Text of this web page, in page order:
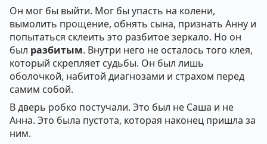
Он мог бы выйти. Мог бы упасть на колени,
вымолить прощение, обнять сына, признать Анну и
попытаться склеить это разбитое зеркало. Но он
был разбитым. Внутри него не осталось того клея,
который скрепляет судьбы. Он был лишь
оболочкой, набитой диагнозами и страхом перед
самим собой.
В дверь робко постучали. Это был не Саша и не
Анна. Это была пустота, которая наконец пришла за
ним.